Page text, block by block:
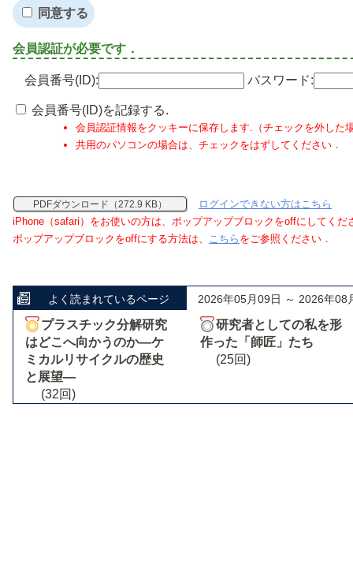
同意する
会員認証が必要です．
会員番号(ID): パスワード:
会員番号(ID)を記録する.
会員認証情報をクッキーに保存します.（チェックを外した
共用のパソコンの場合は、チェックをはずしてください．
PDFダウンロード（272.9 KB）
ログインできない方はこちら
iPhone（safari）をお使いの方は、ポップアップブロックをoffにしてくだ
ポップアップブロックをoffにする方法は、 こちら をご参照ください．
よく読まれているページ 2026年05月09日 ～ 2026年08
プラスチック分解研究
はどこへ向かうのか―ケ
ミカルリサイクルの歴史
と展望―
(32回)
研究者としての私を形
作った「師匠」たち
(25回)